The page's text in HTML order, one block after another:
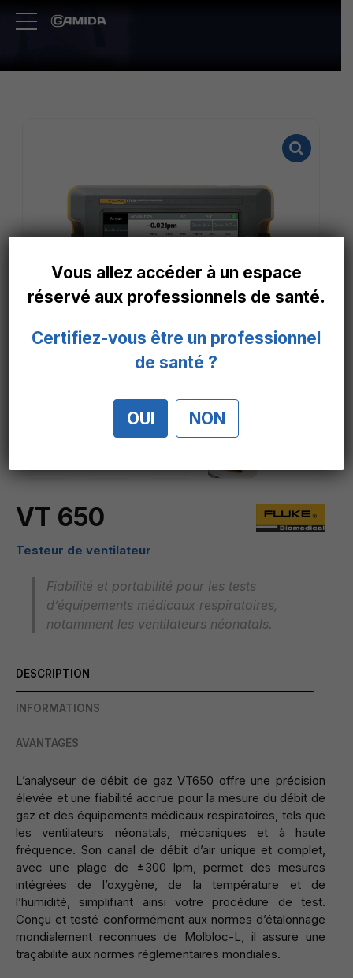
VT 650
Testeur de ventilateur
Fiabilité et portabilité pour les tests
d’équipements médicaux respiratoires,
notamment les ventilateurs néonatals.
DESCRIPTION
INFORMATIONS
AVANTAGES
L’analyseur de débit de gaz VT650 offre une précision
élevée et une fiabilité accrue pour la mesure du débit de
gaz et des équipements médicaux respiratoires, tels que
les ventilateurs néonatals, mécaniques et à haute
fréquence. Son canal de débit d’air unique et complet,
avec une plage de ±300 lpm, permet des mesures
intégrées de l’oxygène, de la température et de
l’humidité, simplifiant ainsi votre procédure de test.
Conçu et testé conformément aux normes d’étalonnage
mondialement reconnues de Molbloc-L, il assure une
traçabilité aux normes réglementaires mondiales.
Vous allez accéder à un espace
réservé aux professionnels de santé.
Certifiez-vous être un professionnel
de santé ?
OUI NON